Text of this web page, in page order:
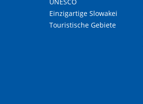
Einzigartige Slowakei
Touristische Gebiete